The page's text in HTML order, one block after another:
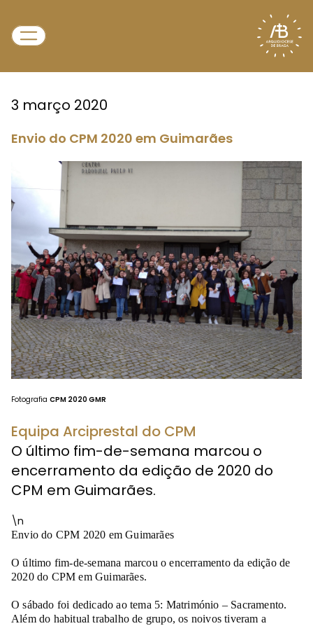
3 março 2020
Envio do CPM 2020 em Guimarães
Fotografia CPM 2020 GMR
Equipa Arciprestal do CPM
O último fim-de-semana marcou o
encerramento da edição de 2020 do
CPM em Guimarães.
\n
Envio do CPM 2020 em Guimarães
O último fim-de-semana marcou o encerramento da edição de
2020 do CPM em Guimarães.
O sábado foi dedicado ao tema 5: Matrimónio – Sacramento.
Além do habitual trabalho de grupo, os noivos tiveram a